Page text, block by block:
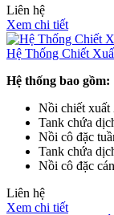
Liên hệ
Xem chi tiết
Hệ Thống Chiết
Hệ thống bao gồm:
Nồi chiết xuất
Tank chứa
Nồi cô đặc
Tank chứa
Nồi cô đặc
Liên hệ
Xem chi tiết